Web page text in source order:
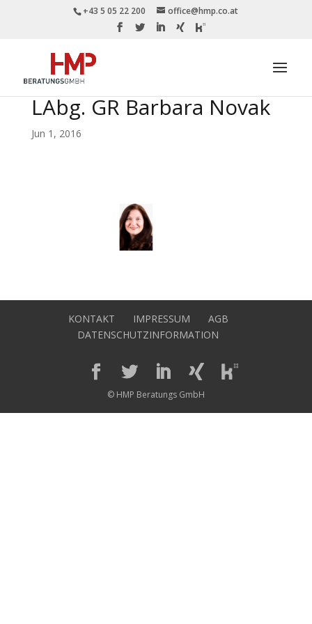
+43 5 05 22 200 office@hmp.co.at
LAbg. GR Barbara Novak
Jun 1, 2016
KONTAKT IMPRESSUM
AGB
DATENSCHUTZINFORMATION
© HMP Beratungs GmbH